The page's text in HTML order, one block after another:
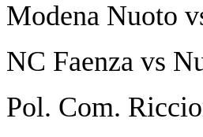
Modena Nuoto
NC Faenza vs
Pol. Com.